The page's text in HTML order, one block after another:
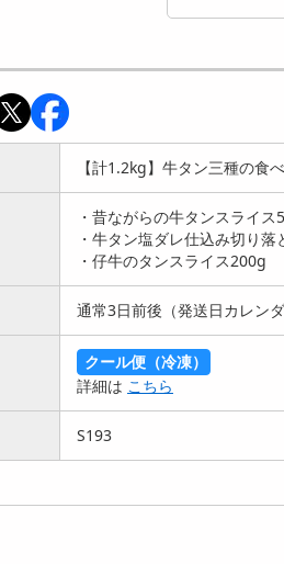
【計1.2kg】牛タン三種の食
・昔ながらの牛タンスライス
・牛タン塩ダレ仕込み切り
・仔牛のタンスライス200g
通常3日前後（発送日カレン
クール便（冷凍）
詳細は こちら
S193